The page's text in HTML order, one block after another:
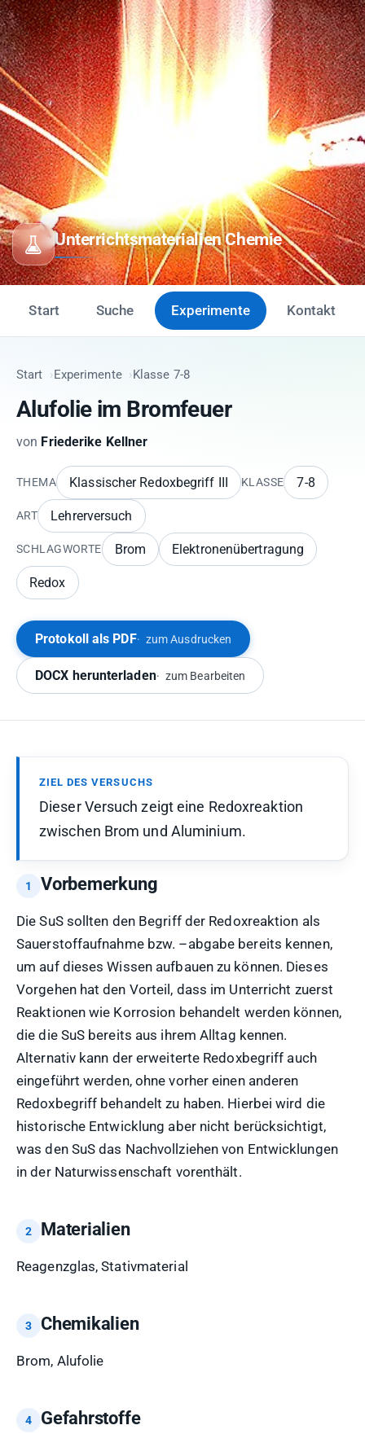
Unterrichtsmaterialien Chemie
Start Suche Experimente Kontakt
Start Experimente Klasse 7-8
Alufolie im Bromfeuer
von Friederike Kellner
THEMA Klassischer Redoxbegriff III KLASSE 7-8
ART Lehrerversuch
SCHLAGWORTE Brom Elektronenübertragung
Redox
Protokoll als PDF zum Ausdrucken
DOCX herunterladen zum Bearbeiten
ZIEL DES VERSUCHS
Dieser Versuch zeigt eine Redoxreaktion
zwischen Brom und Aluminium.
Vorbemerkung
Die SuS sollten den Begriff der Redoxreaktion als
Sauerstoffaufnahme bzw. –abgabe bereits kennen,
um auf dieses Wissen aufbauen zu können. Dieses
Vorgehen hat den Vorteil, dass im Unterricht zuerst
Reaktionen wie Korrosion behandelt werden können,
die die SuS bereits aus ihrem Alltag kennen.
Alternativ kann der erweiterte Redoxbegriff auch
eingeführt werden, ohne vorher einen anderen
Redoxbegriff behandelt zu haben. Hierbei wird die
historische Entwicklung aber nicht berücksichtigt,
was den SuS das Nachvollziehen von Entwicklungen
in der Naturwissenschaft vorenthält.
Materialien
Reagenzglas, Stativmaterial
Chemikalien
Brom, Alufolie
Gefahrstoffe